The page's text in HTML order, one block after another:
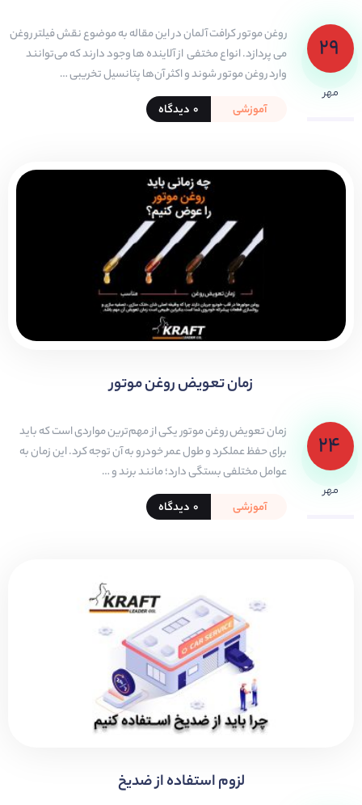
۲۹
مهر
روغن موتور کرافت آلمان در این مقاله به موضوع نقش فیلتر روغن
می پردازد. انواع مختفی از آلاینده ها وجود دارند که می‌توانند
وارد روغن موتور شوند و اکثر آن‌ها پتانسیل تخریبی …
آموزشی
۰ دیدگاه
زمان تعویض روغن موتور
۲۴
مهر
زمان تعویض روغن موتور یکی از مهم‌ترین مواردی است که باید
برای حفظ عملکرد و طول عمر خودرو به آن توجه کرد. این زمان به
عوامل مختلفی بستگی دارد؛ مانند برند و …
آموزشی
۰ دیدگاه
لزوم استفاده از ضدیخ